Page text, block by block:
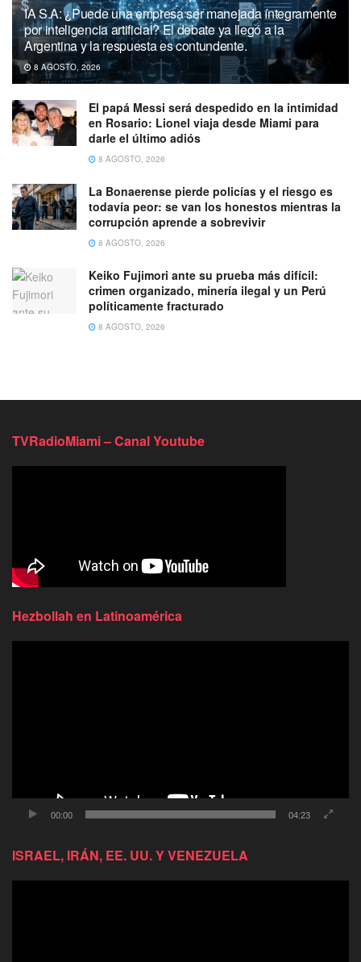
IA S.A: ¿Puede una empresa ser manejada íntegramente
por inteligencia artificial? El debate ya llegó a la
Argentina y la respuesta es contundente.
8 AGOSTO, 2026
El papá Messi será despedido en la intimidad
en Rosario: Lionel viaja desde Miami para
darle el último adiós
8 AGOSTO, 2026
La Bonaerense pierde policías y el riesgo es
todavía peor: se van los honestos mientras la
corrupción aprende a sobrevivir
8 AGOSTO, 2026
Keiko Fujimori ante su prueba más difícil:
crimen organizado, minería ilegal y un Perú
políticamente fracturado
8 AGOSTO, 2026
TVRadioMiami – Canal Youtube
Hezbollah en Latinoamérica
00:00 04:23
ISRAEL, IRÁN, EE. UU. Y VENEZUELA